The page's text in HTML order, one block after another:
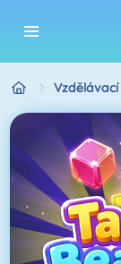
Vzdělávací